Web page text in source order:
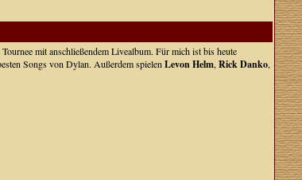
mit anschließendem Livealbum. Für mich ist bis heute
Songs von Dylan. Außerdem spielen Levon Helm, Rick Danko,